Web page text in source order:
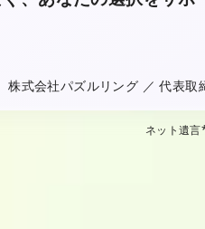
株式会社パズルリング ／ 代表取
ネット遺